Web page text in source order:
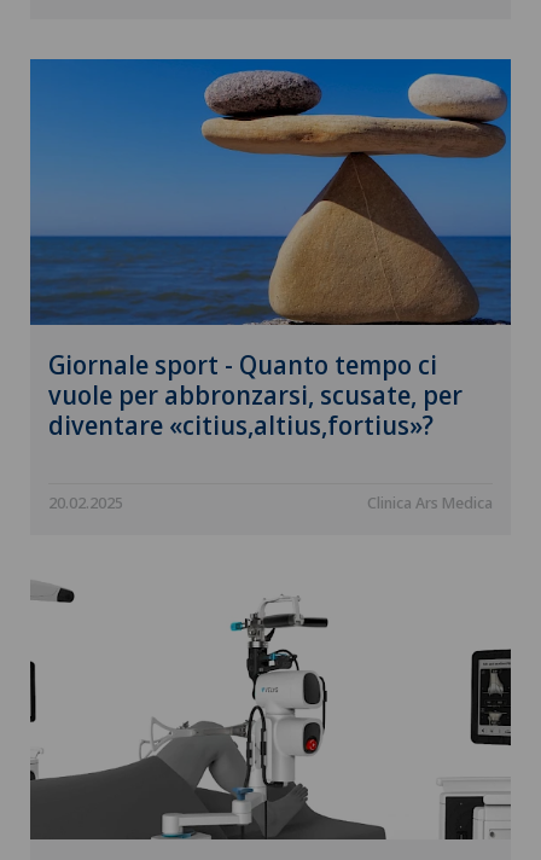
Giornale sport - Quanto tempo ci
vuole per abbronzarsi, scusate, per
diventare «citius,altius,fortius»?
20.02.2025 Clinica Ars Medica